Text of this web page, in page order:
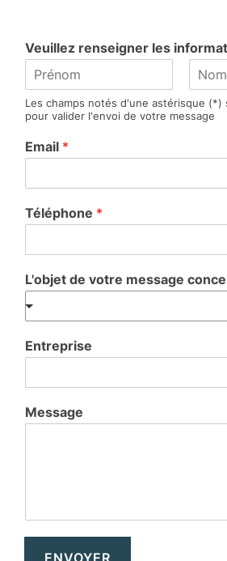
Veuillez renseigner les
r
é
o
m
o
m
Les champs notés d'une astérisque (*)
pour valider l'envoi de votre message
Email *
Téléphone *
L'objet de votre message
Entreprise
Message